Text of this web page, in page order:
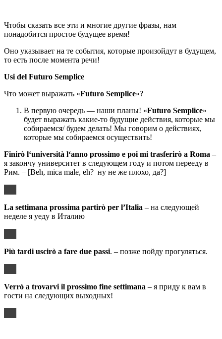
Чтобы сказать все эти и многие другие фразы, нам
понадобится простое будущее время!
Оно указывает на те события, которые произойдут в будущем,
то есть после момента речи!
Usi del Futuro Semplice
Что может выражать «Futuro Semplice»?
В первую очередь — наши планы! «Futuro Semplice»
будет выражать какие-то будущие действия, которые мы
собираемся/ будем делать! Мы говорим о действиях,
которые мы собираемся осуществить!
Finirò l‘università l‘anno prossimo e poi mi trasferirò a Roma –
я закончу университет в следующем году и потом перееду в
Рим. – [Beh, mica male, eh? ну не же плохо, да?]
La settimana prossima partirò per l’Italia – на следующей
неделе я уеду в Италию
Più tardi uscirò a fare due passi. – позже пойду прогуляться.
Verrò a trovarvi il prossimo fine settimana – я приду к вам в
гости на следующих выходных!